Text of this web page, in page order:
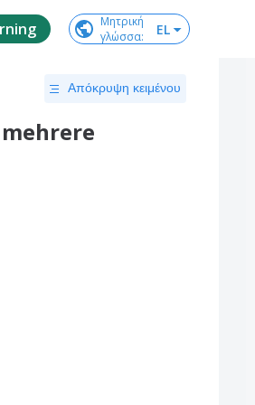
Μητρική
γλώσσα: EL
Απόκρυψη κειμένου